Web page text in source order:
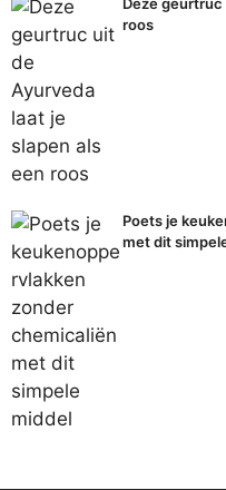
roos
Poets je
met dit